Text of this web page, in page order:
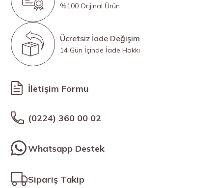
%100 Orijinal Ürün
Ücretsiz İade Değişim
14 Gün İçinde İade Hakkı
İletişim Formu
(0224) 360 00 02
Whatsapp Destek
Sipariş Takip